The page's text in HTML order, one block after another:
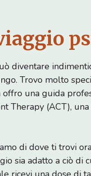
diventare
Trovo molto
una guida
Therapy (ACT),
di dove ti trovi
sia adatto a ciò di